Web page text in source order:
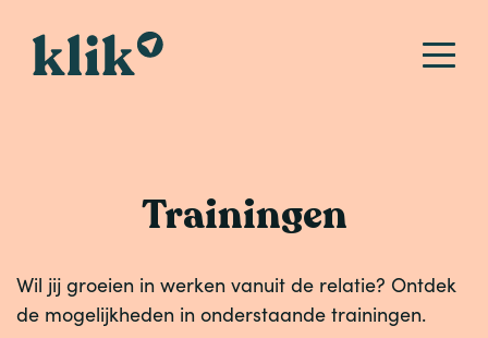
Trainingen
Wil jij groeien in werken vanuit de relatie? Ontdek
de mogelijkheden in onderstaande trainingen.